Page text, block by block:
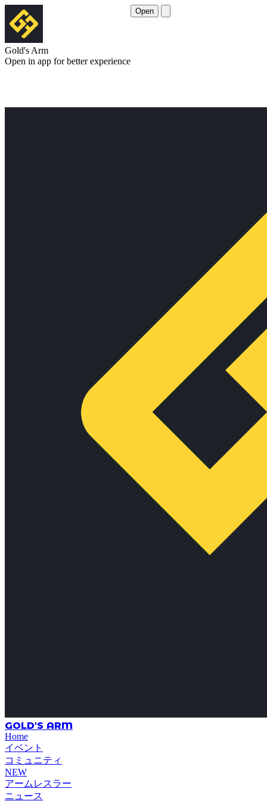
Gold's Arm
Open in app for better experience
Open
GOLD'S ARM
Home
イベント
コミュニティ
NEW
アームレスラー
ニュース